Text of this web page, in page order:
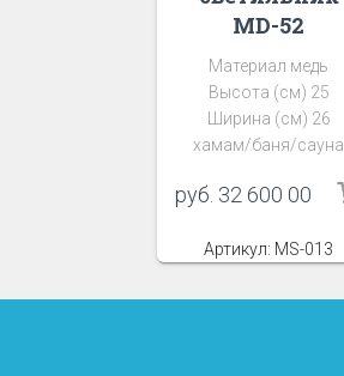
MD-52
Материал медь
Высота (см) 25
Ширина (см) 26
хамам/баня/сауна
руб. 32 600 00
Артикул: MS-013